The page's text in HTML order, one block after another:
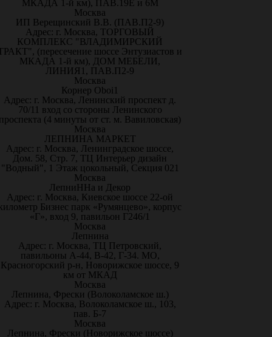
МКАДА 1-й км), ПАВ.19Е и 6М
Москва
ИП Верещинский В.В. (ПАВ.П2-9)
Адрес: г. Москва, ТОРГОВЫЙ
КОМПЛЕКС "ВЛАДИМИРСКИЙ
(пересечение шоссе Энтузиастов и
МКАДА 1-й км), ДОМ МЕБЕЛИ,
ЛИНИЯ1, ПАВ.П2-9
Москва
Корнер Oboi1
Адрес: г. Москва, Ленинский проспект д.
70/11 вход со стороны Ленинского
(4 минуты от ст. м. Вавиловская)
Москва
ЛЕПНИНА МАРКЕТ
Адрес: г. Москва, Ленинградское шоссе,
Дом. 58, Стр. 7, ТЦ Интерьер дизайн
"Водный", 1 Этаж цокольный, Секция 021
Москва
ЛепниННа и Декор
Адрес: г. Москва, Киевское шоссе 22-ой
Бизнес парк «Румянцево», корпус
«Г», вход 9, павильон Г246/1
Москва
Лепнина
Адрес: г. Москва, ТЦ Петровский,
павильоны А-44, В-42, Г-34. МО,
Красногорский р-н, Новорижское шоссе, 9
км от МКАД
Москва
Лепнина, Фрески (Волоколамское ш.)
Адрес: г. Москва, Волоколамское ш., 103,
пав. Б-7
Москва
Лепнина, Фрески (Новорижское шоссе)